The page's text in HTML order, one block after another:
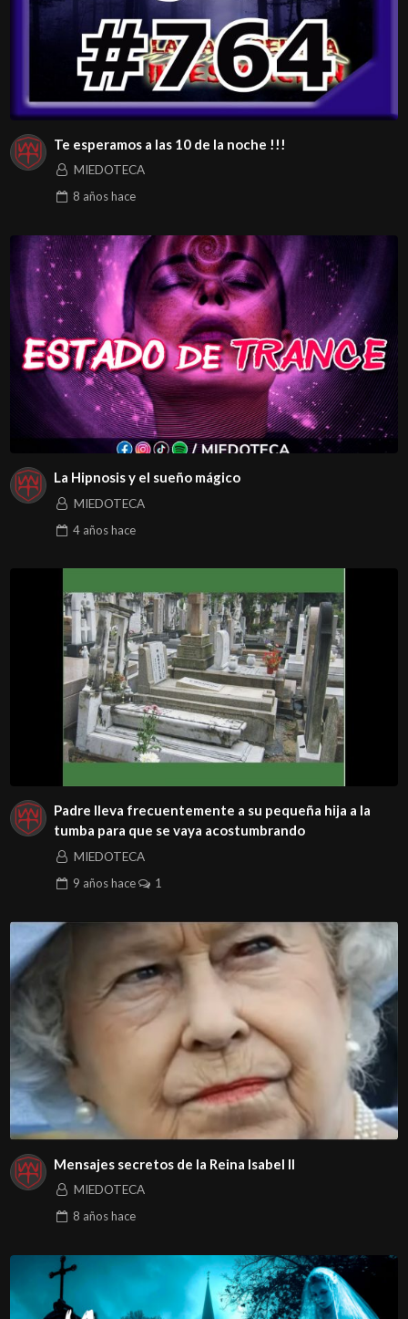
Te esperamos a las 10 de la noche !!!
MIEDOTECA
8 añoshace
La Hipnosis y el sueño mágico
MIEDOTECA
4 añoshace
Padre lleva frecuentemente a su pequeña hija a la
tumba para que se vaya acostumbrando
MIEDOTECA
9 añoshace 1
Mensajes secretos de la Reina Isabel II
MIEDOTECA
8 añoshace